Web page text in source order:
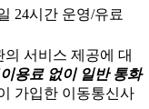
24시간 운영/유료
의 서비스 제공에 대
용료 없이 일반 통화
가입한 이동통신사